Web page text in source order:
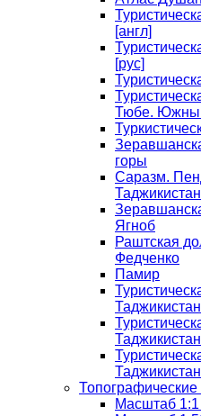
[англ]
[рус]
Тюбе.
горы
Саразм.
Таджикистан
Ягноб
Раштская
Федченко
Памир
Топографические
Масштаб